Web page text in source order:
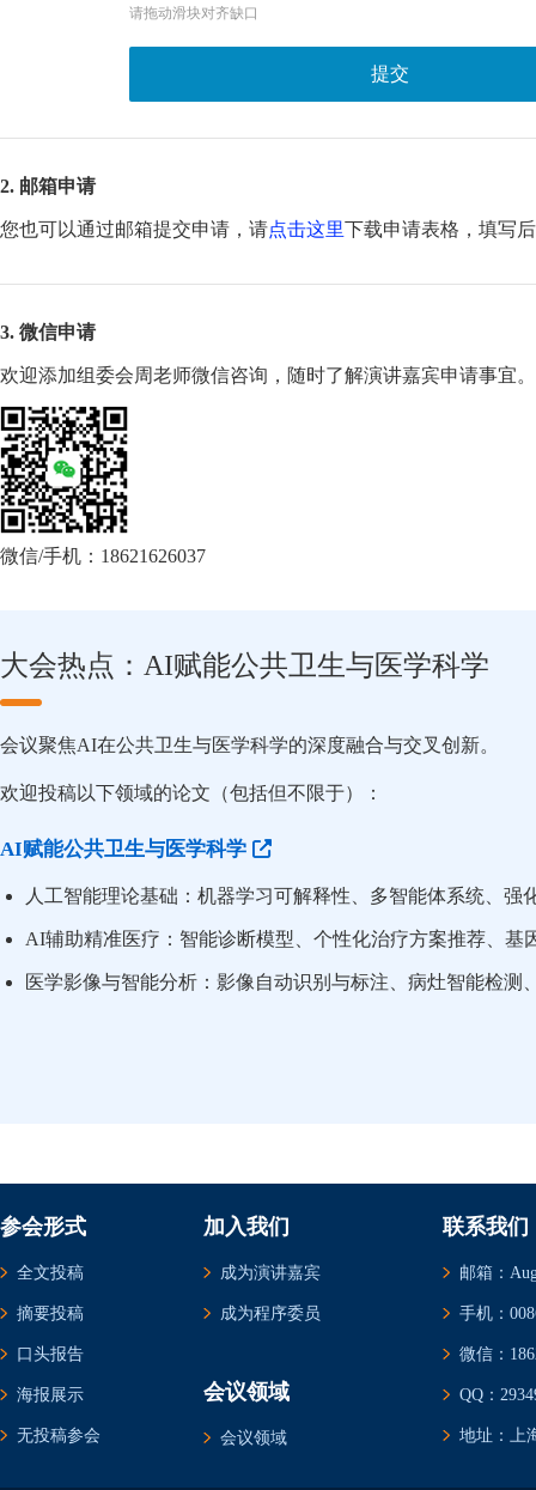
请拖动滑块对齐缺口
提交
2. 邮箱申请
您也可以通过邮箱提交申请，请点击这里下载申请表格，填写
3. 微信申请
欢迎添加组委会周老师微信咨询，随时了解演讲嘉宾申请事宜。
微信/手机：18621626037
大会热点：AI赋能公共卫生与医学科学
会议聚焦AI在公共卫生与医学科学的深度融合与交叉创新。
欢迎投稿以下领域的论文（包括但不限于）：
AI赋能公共卫生与医学科学
人工智能理论基础：机器学习可解释性、多智能体系统、强
AI辅助精准医疗：智能诊断模型、个性化治疗方案推荐、基
医学影像与智能分析：影像自动识别与标注、病灶智能检测
参会形式
全文投稿
摘要投稿
口头报告
海报展示
无投稿参会
加入我们
成为演讲嘉宾
成为程序委员
会议领域
会议领域
联系我们
邮箱：
手机：
微信：
QQ：
地址：上